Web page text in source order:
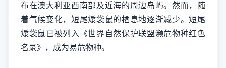
布在澳大利亚西南部及近海的周边岛屿。然而，随
着气候变化，短尾矮袋鼠的栖息地逐渐减少。短尾
矮袋鼠已被列入《世界自然保护联盟濒危物种红色
名录》，成为易危物种。